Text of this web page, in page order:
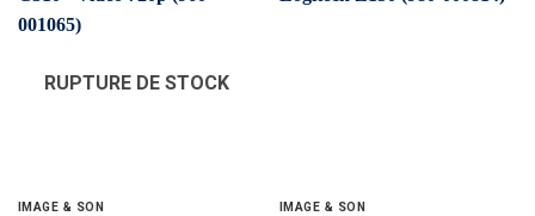
RUPTURE DE STOCK
IMAGE & SON IMAGE & SON